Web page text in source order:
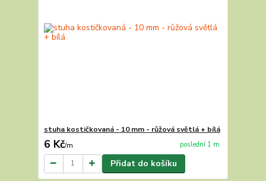
stuha kostičkovaná - 10 mm - růžová světlá + bílá
6 Kč/m poslední 1 m
Přidat do košíku